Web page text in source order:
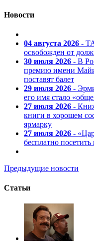
Новости
04 августа 2026 -
освобожден от
30 июля 2026 - В
премию имени Майи
поставят балет
29 июля 2026 -
его имя стало
27 июля 2026 -
книги в хорошем
ярмарку
27 июля 2026 -
бесплатно
Предыдущие новости
Статьи